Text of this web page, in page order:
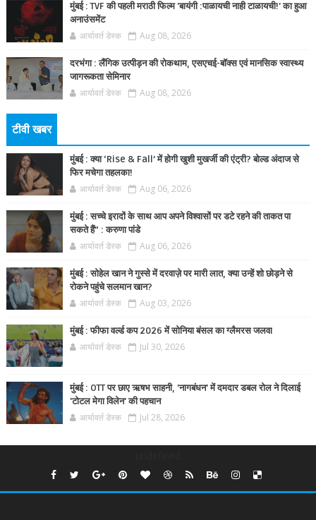
मुंबई : TVF की पहली मराठी फिल्म 'बायंगी :पाळायची नाही टाळायची!' का हुआ
अनाउंसमेंट
आर्यावर्त डेस्क Aug 08, 2026
दरभंगा : लैंगिक उत्पीड़न की रोकथाम, एसएचई-बॉक्स एवं मानसिक स्वास्थ्य
जागरूकता सेमिनार
आर्यावर्त डेस्क Aug 08, 2026
टीवी खबर
मुंबई : क्या ‘Rise & Fall’ में होगी खुशी मुखर्जी की एंट्री? बोल्ड अंदाज से
फिर मचेगा तहलका!
आर्यावर्त डेस्क Aug 06, 2026
मुंबई : सच्चे इरादों के साथ आप अपने विश्वासों पर डटे रहने की ताकत पा
सकते हैं” : करुणा पांडे
आर्यावर्त डेस्क Aug 06, 2026
मुंबई : सोहेल खान ने गुस्से में दरवाज़े पर मारी लात, क्या उन्हें शो छोड़ने से
रोकने पहुंचे सलमान खान?
आर्यावर्त डेस्क Aug 03, 2026
मुंबई : फीफा वर्ल्ड कप 2026 में सोनिया बंसल का ग्लैमरस जलवा
आर्यावर्त डेस्क Jul 30, 2026
मुंबई : OTT पर छाए ऋषभ साहनी, 'नागबंधन' में दमदार डबल रोल ने दिलाई
'टोटल मेगा विलेन' की पहचान
आर्यावर्त डेस्क Jul 28, 2026